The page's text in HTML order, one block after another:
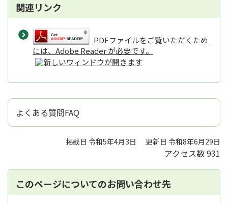
関連リンク
PDFファイルをご覧いただくため
には、Adobe Reader が必要です。
よくある質問FAQ
掲載日 令和5年4月3日 更新日 令和8年6月29日
アクセス数931
このページについてのお問い合わせ先